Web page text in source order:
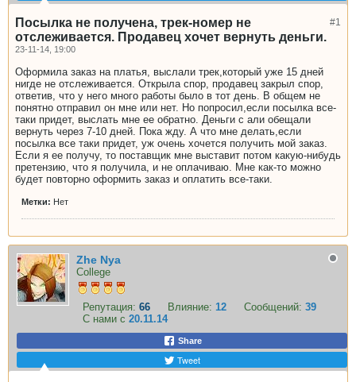
#1
Посылка не получена, трек-номер не
отслеживается. Продавец хочет вернуть деньги.
23-11-14, 19:00
Оформила заказ на платья, выслали трек,который уже 15 дней
нигде не отслеживается. Открыла спор, продавец закрыл спор,
ответив, что у него много работы было в тот день. В общем не
понятно отправил он мне или нет. Но попросил,если посылка все-
таки придет, выслать мне ее обратно. Деньги с али обещали
вернуть через 7-10 дней. Пока жду. А что мне делать,если
посылка все таки придет, уж очень хочется получить мой заказ.
Если я ее получу, то поставщик мне выставит потом какую-нибудь
претензию, что я получила, и не оплачиваю. Мне как-то можно
будет повторно оформить заказ и оплатить все-таки.
Метки: Нет
Zhe Nya
College
Репутация: 66 Влияние: 12 Сообщений: 39
С нами с 20.11.14
Share
Tweet